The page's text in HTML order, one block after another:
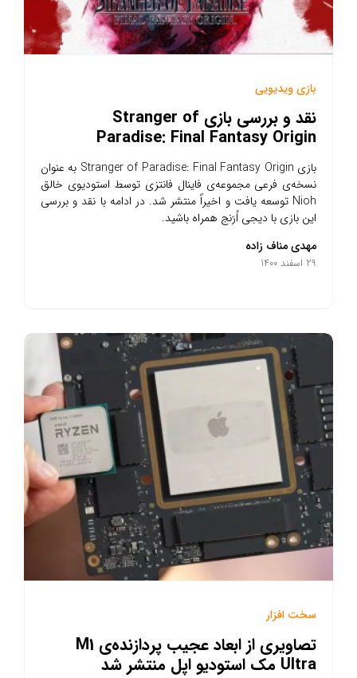
بازی ویدیویی
نقد و بررسی بازی Stranger of
Paradise: Final Fantasy Origin
بازی Stranger of Paradise: Final Fantasy Origin به عنوان
نسخه‌ی فرعی مجموعه‌ی فاینال فانتزی توسط استودیوی خالق
Nioh توسعه یافت و اخیراً منتشر شد. در ادامه با نقد و بررسی
این بازی با دیجی اُرَنج همراه باشید.
مهدی مناف زاده
29 اسفند 1400
سخت افزار
تصاویری از ابعاد عجیب پردازنده‌ی M1
Ultra مک استودیو اپل منتشر شد